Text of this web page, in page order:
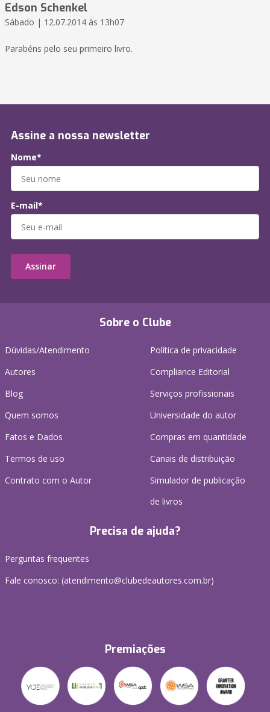
Edson Schenkel
Sábado | 12.07.2014 às 13h07
Parabéns pelo seu primeiro livro.
Sobre o Clube
Dúvidas/Atendimento
Autores
Blog
Quem somos
Fatos e Dados
Termos de uso
Contrato com o Autor
Política de privacidade
Compliance Editorial
Serviços profissionais
Universidade do autor
Compras em quantidade
Canais de distribuição
Simulador de publicação
de livros
Precisa de ajuda?
Perguntas frequentes
Fale conosco: (atendimento@clubedeautores.com.br)
Premiações
Assine a nossa newsletter
Nome*
E-mail*
Assinar